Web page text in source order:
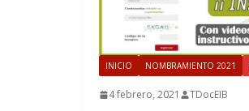
INICIO NOMBRAMIENTO 2021
4 febrero, 2021 TDocEIB